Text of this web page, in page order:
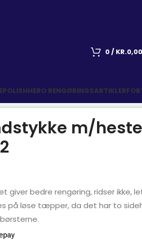
0/ KR.0,00
POLISHHERO RENGØRINGSARTIKLER
m/
giver bedre rengøring, ridser ikke,
på løse tæpper, da det har to